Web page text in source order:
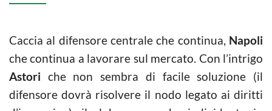
Caccia al difensore centrale che continua, Napoli
che continua a lavorare sul mercato. Con l’intrigo
Astori che non sembra di facile soluzione (il
difensore dovrà risolvere il nodo legato ai diritti